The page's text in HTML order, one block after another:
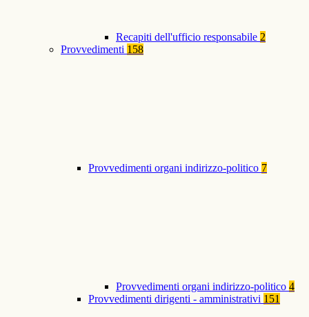
Recapiti dell'ufficio responsabile 2
Provvedimenti 158
Provvedimenti organi indirizzo-politico 7
Provvedimenti organi indirizzo-politico 4
Provvedimenti dirigenti - amministrativi 151